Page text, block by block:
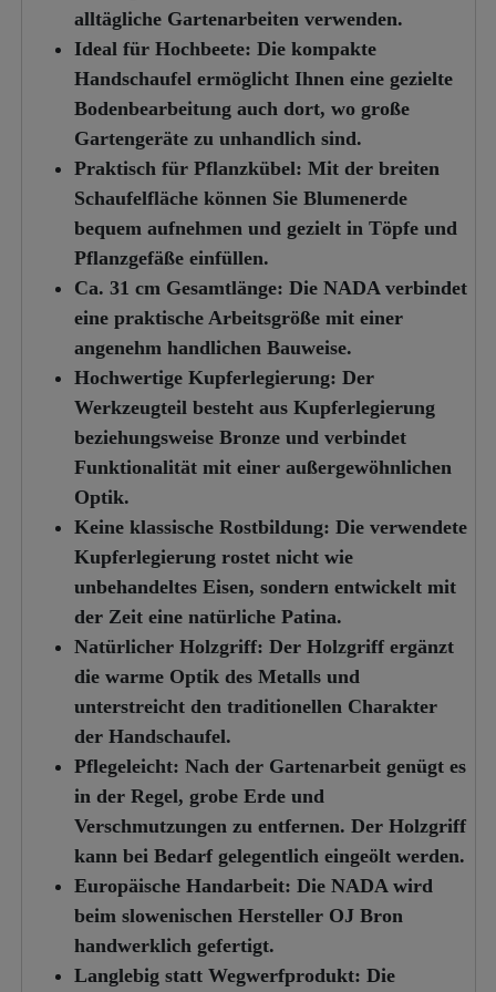
alltägliche Gartenarbeiten verwenden.
Ideal für Hochbeete: Die kompakte
Handschaufel ermöglicht Ihnen eine gezielte
Bodenbearbeitung auch dort, wo große
Gartengeräte zu unhandlich sind.
Praktisch für Pflanzkübel: Mit der breiten
Schaufelfläche können Sie Blumenerde
bequem aufnehmen und gezielt in Töpfe und
Pflanzgefäße einfüllen.
Ca. 31 cm Gesamtlänge: Die NADA verbindet
eine praktische Arbeitsgröße mit einer
angenehm handlichen Bauweise.
Hochwertige Kupferlegierung: Der
Werkzeugteil besteht aus Kupferlegierung
beziehungsweise Bronze und verbindet
Funktionalität mit einer außergewöhnlichen
Optik.
Keine klassische Rostbildung: Die verwendete
Kupferlegierung rostet nicht wie
unbehandeltes Eisen, sondern entwickelt mit
der Zeit eine natürliche Patina.
Natürlicher Holzgriff: Der Holzgriff ergänzt
die warme Optik des Metalls und
unterstreicht den traditionellen Charakter
der Handschaufel.
Pflegeleicht: Nach der Gartenarbeit genügt es
in der Regel, grobe Erde und
Verschmutzungen zu entfernen. Der Holzgriff
kann bei Bedarf gelegentlich eingeölt werden.
Europäische Handarbeit: Die NADA wird
beim slowenischen Hersteller OJ Bron
handwerklich gefertigt.
Langlebig statt Wegwerfprodukt: Die